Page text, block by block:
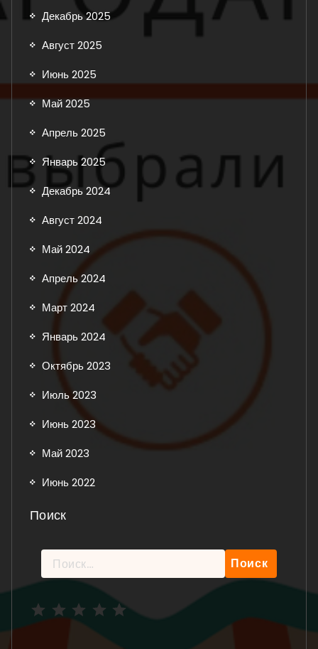
Декабрь 2025
Август 2025
Июнь 2025
Май 2025
Апрель 2025
Январь 2025
Декабрь 2024
Август 2024
Май 2024
Апрель 2024
Март 2024
Январь 2024
Октябрь 2023
Июль 2023
Июнь 2023
Май 2023
Июнь 2022
Поиск
Найти: